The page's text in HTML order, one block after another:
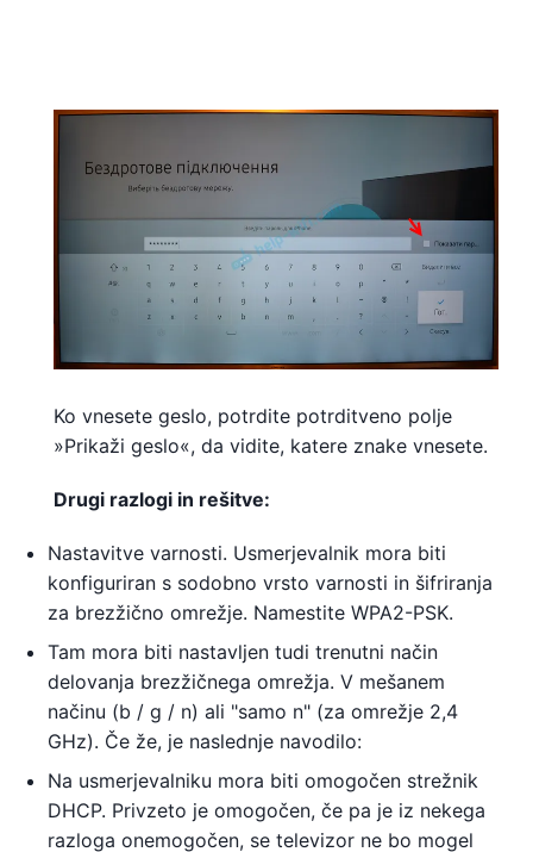
Ko vnesete geslo, potrdite potrditveno polje
»Prikaži geslo«, da vidite, katere znake vnesete.
Drugi razlogi in rešitve:
Nastavitve varnosti. Usmerjevalnik mora biti
konfiguriran s sodobno vrsto varnosti in šifriranja
za brezžično omrežje. Namestite WPA2-PSK.
Tam mora biti nastavljen tudi trenutni način
delovanja brezžičnega omrežja. V mešanem
načinu (b / g / n) ali "samo n" (za omrežje 2,4
GHz). Če že, je naslednje navodilo:
Na usmerjevalniku mora biti omogočen strežnik
DHCP. Privzeto je omogočen, če pa je iz nekega
razloga onemogočen, se televizor ne bo mogel